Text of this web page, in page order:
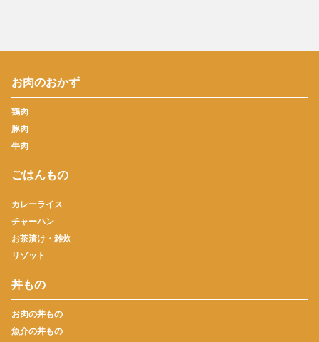
お肉のおかず
鶏肉
豚肉
牛肉
ごはんもの
カレーライス
チャーハン
お茶漬け・雑炊
リゾット
丼もの
お肉の丼もの
魚介の丼もの